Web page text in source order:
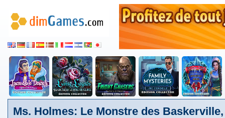
Ms. Holmes: Le Monstre des